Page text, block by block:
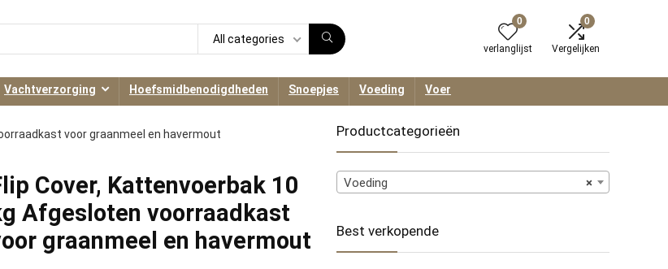
All categories
0
verlanglijst
0
Vergelijken
Vachtverzorging Hoefsmidbenodigdheden Snoepjes Voeding Voer
voor graanmeel en havermout
Cover, Kattenvoerbak 10
Afgesloten voorraadkast
graanmeel en havermout
Productcategorieën
×
Voeding
Best verkopende